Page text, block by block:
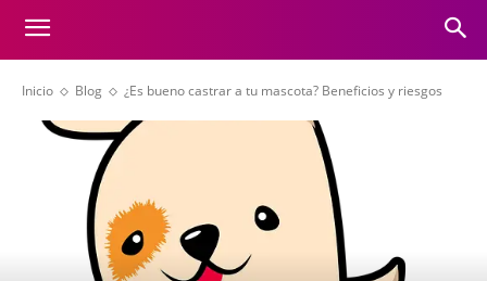
Inicio Blog ¿Es bueno castrar a tu mascota? Beneficios y riesgos